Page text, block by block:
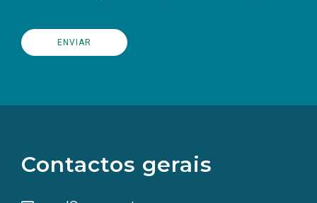
Contactos gerais
redes
sociais
numa